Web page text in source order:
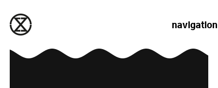
navigation